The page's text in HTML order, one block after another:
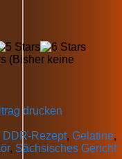
(Bisher keine
drucken
DDR-Rezept, Gelatine,
, Sächsisches Gericht